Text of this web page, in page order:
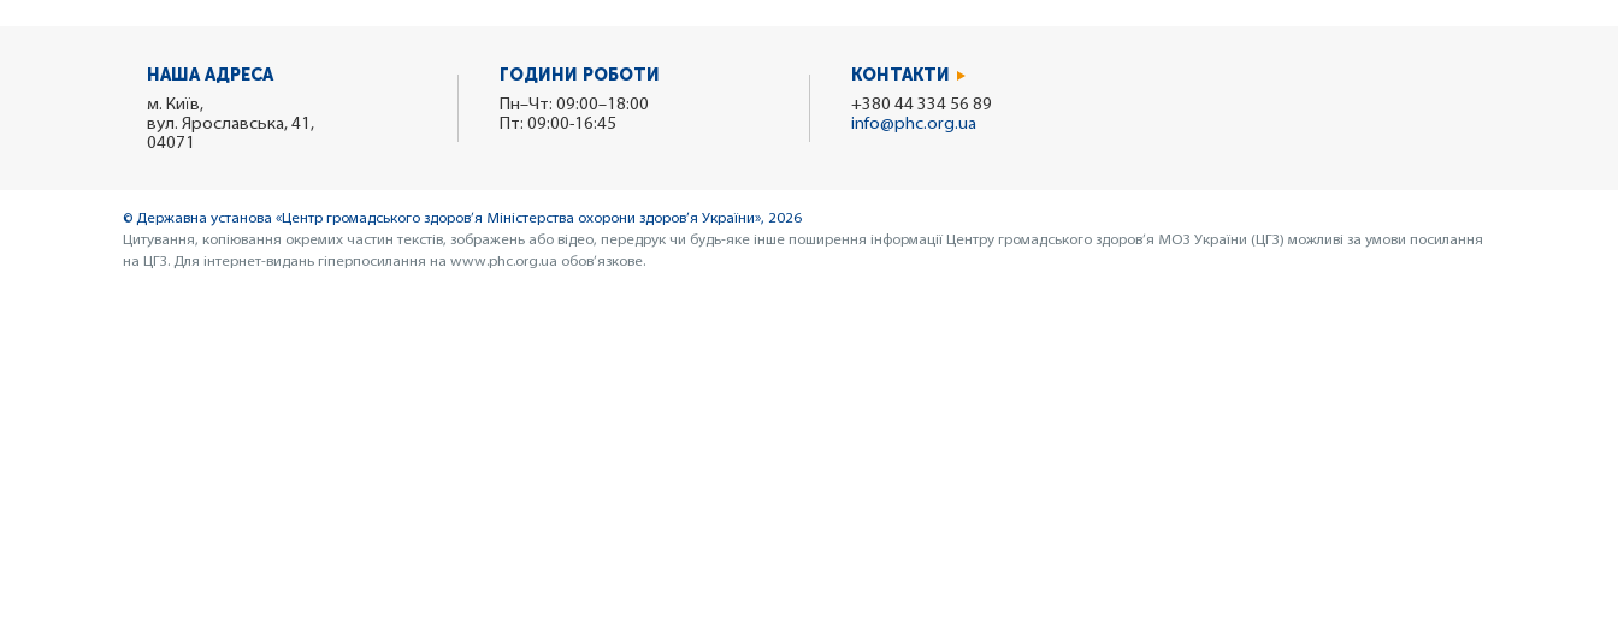
НАША АДРЕСА
м. Київ,
вул. Ярославська, 41,
04071
ГОДИНИ РОБОТИ
Пн–Чт: 09:00–18:00
Пт: 09:00-16:45
КОНТАКТИ
+380 44 334 56 89
info@phc.org.ua
© Державна установа «Центр громадського здоров’я Міністерства охорони здоров’я України», 2026
Цитування, копіювання окремих частин текстів, зображень або відео, передрук чи будь-яке інше поширення інформації Центру громадського здоров’я МОЗ України (ЦГЗ) можливі за умови посилання
на ЦГЗ. Для інтернет-видань гіперпосилання на www.phc.org.ua обов’язкове.